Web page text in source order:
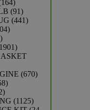
producten
164164
producten
9191
producten
441441
204
16550
producten
19011901
producten
670670
2658
2372
producten
11251125